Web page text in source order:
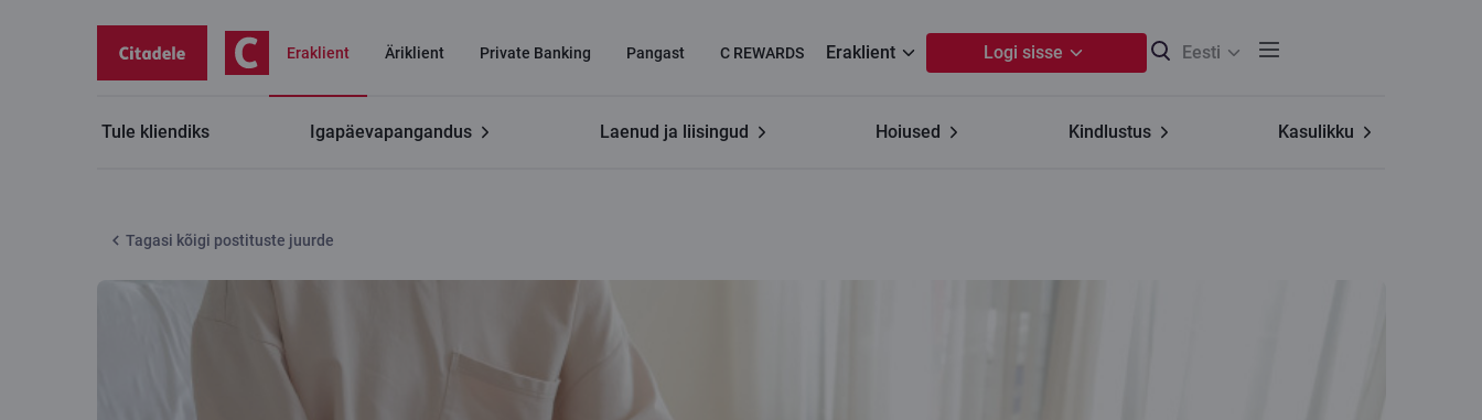
Eraklient Äriklient Private Banking Pangast C REWARDS Eraklient Logi sisse Eesti
Tule kliendiks Igapäevapangandus Laenud ja liisingud Hoiused Kindlustus Kasulikku
Tagasi kõigi postituste juurde